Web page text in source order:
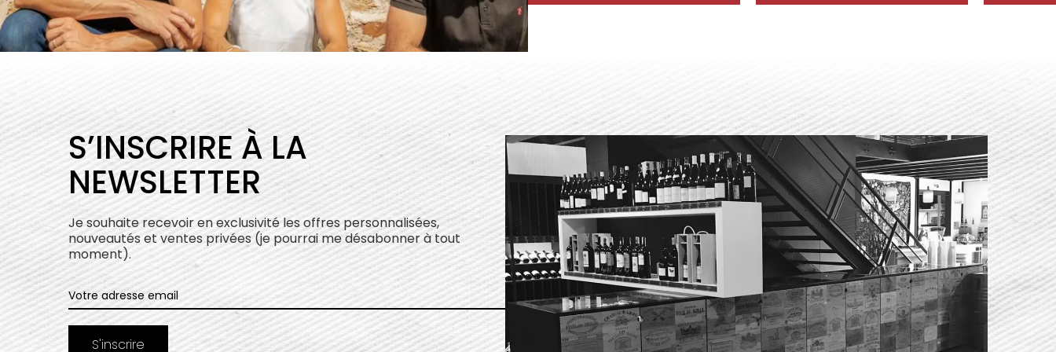
S’INSCRIRE À LA
NEWSLETTER
Je souhaite recevoir en exclusivité les offres personnalisées,
nouveautés et ventes privées (je pourrai me désabonner à tout
moment).